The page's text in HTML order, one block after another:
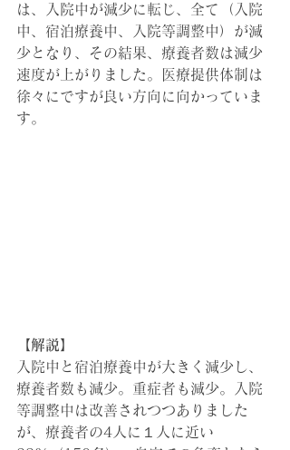
は、入院中が減少に転じ、全て（入院
中、宿泊療養中、入院等調整中）が減
少となり、その結果、療養者数は減少
速度が上がりました。医療提供体制は
徐々にですが良い方向に向かっていま
す。
【解説】
入院中と宿泊療養中が大きく減少し、
療養者数も 減少。重症者も減少。
入院
等調整中は改善されつつありました
が、 療養者の4人に１人に近い